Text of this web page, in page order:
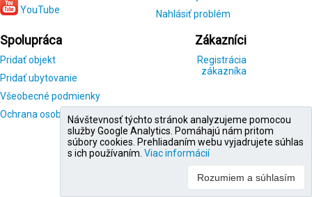
YouTube
Nahlásiť problém
Spolupráca
Pridať objekt
Pridať ubytovanie
Všeobecné podmienky
Ochrana osobných údajov
Zákazníci
Registrácia
zákazníka
Návštevnosť týchto stránok analyzujeme pomocou
služby Google Analytics. Pomáhajú nám pritom
súbory cookies. Prehliadaním webu vyjadrujete súhlas
s ich používaním. Viac informácií